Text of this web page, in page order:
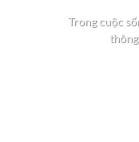
Trong cuộc